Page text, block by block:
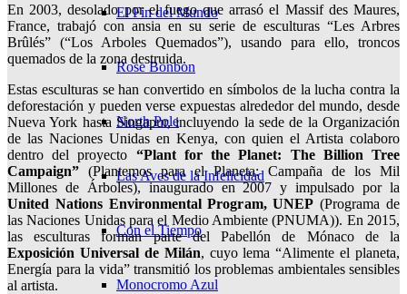
El Fin del Mundo
Rose Bonbon
North Pole
Las Aves de la Infelicidad
Con el Tiempo
Monocromo Azul
En 2003, desolado por el fuego que arrasó el Massif des Maures,
France, trabajó con ansia en su serie de esculturas “Les Arbres
Brûlés” (“Los Arboles Quemados”), usando para ello, troncos
quemados de la zona destruida.
Estas esculturas se han convertido en símbolos de la lucha contra la
deforestación y pueden verse expuestas alrededor del mundo, desde
Nueva York hasta Singapur, incluyendo la sede de la Organización
de las Naciones Unidas en Kenya, con quien el Artista colaboro
dentro del proyecto “Plant for the Planet: The Billion Tree
Campaign” (Plantemos para el Planeta: Campaña de los Mil
Millones de Árboles), inaugurado en 2007 y impulsado por la
United Nations Environmental Program, UNEP (Programa de
las Naciones Unidas para el Medio Ambiente (PNUMA)). En 2015,
las esculturas forman parte del Pabellón de Mónaco de la
Exposición Universal de Milán, cuyo lema “Alimente el planeta,
Energía para la vida” transmitió los problemas ambientales sensibles
al artista.